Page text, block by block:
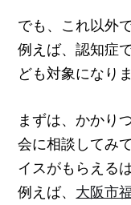
でも、これ以外
例えば、認知症
ども対象になり
まずは、かかり
会に相談してみ
イスがもらえる
例えば、 大阪市